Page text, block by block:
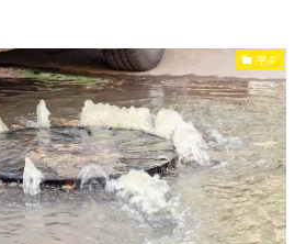
学ぶ